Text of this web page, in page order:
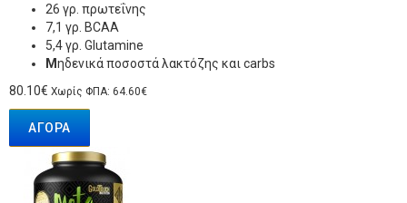
26 γρ. πρωτεΐνης
7,1 γρ. BCAA
5,4 γρ. Glutamine
Μηδενικά ποσοστά λακτόζης και carbs
80.10€ Χωρίς ΦΠΑ: 64.60€
ΑΓΟΡΆ